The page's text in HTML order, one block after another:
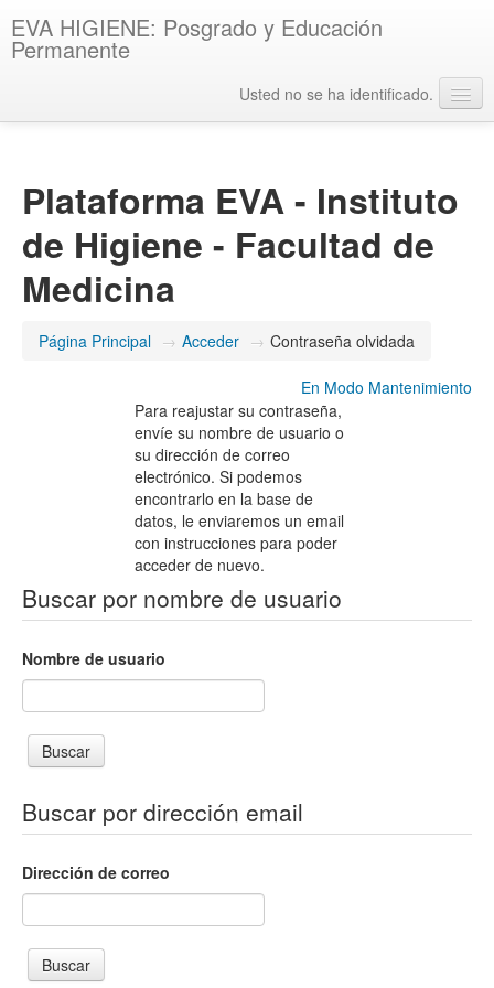
EVA HIGIENE: Posgrado y Educación
Permanente
Usted no se ha identificado.
Plataforma EVA - Instituto
de Higiene - Facultad de
Medicina
Página Principal → Acceder → Contraseña olvidada
En Modo Mantenimiento
Para reajustar su contraseña,
envíe su nombre de usuario o
su dirección de correo
electrónico. Si podemos
encontrarlo en la base de
datos, le enviaremos un email
con instrucciones para poder
acceder de nuevo.
Buscar por nombre de usuario
Nombre de usuario
Buscar por dirección email
Dirección de correo